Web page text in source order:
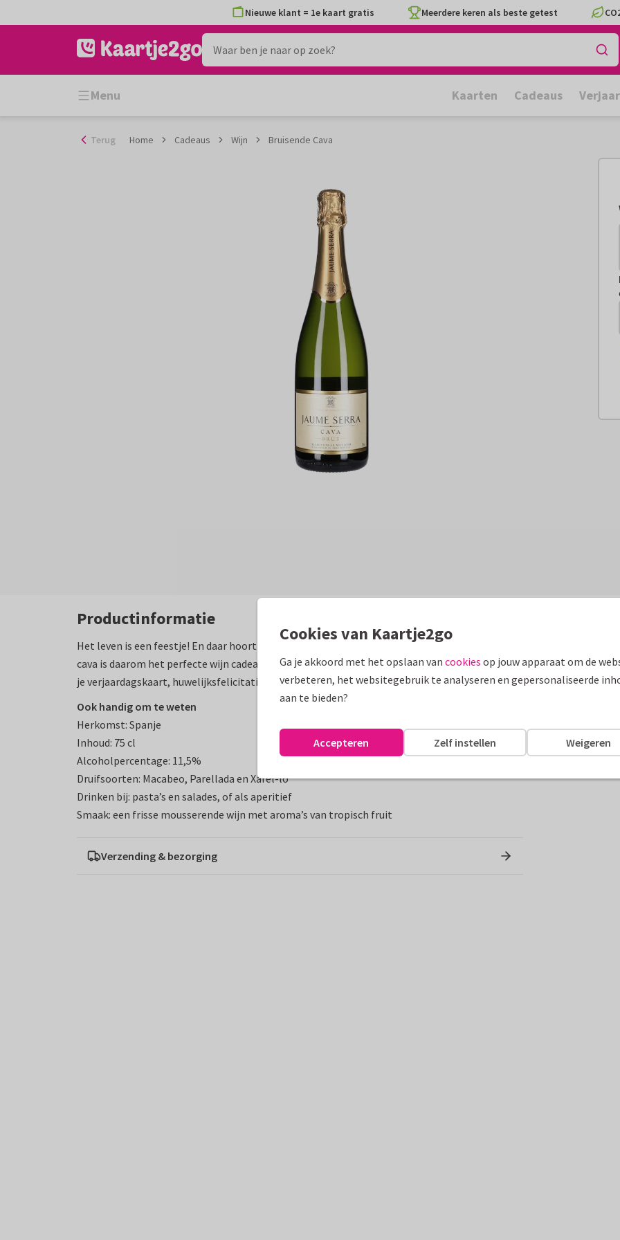
naar
Nieuwe klant = 1e kaart gratis Meerdere keren als beste getest
Menu Kaarten Cadeaus
Terug Home Cadeaus Wijn Bruisende Cava
Productinformatie
Het leven is een feestje! En daar hoort natuurlijk een mooie fles bubbels bij. Deze Jaume Serra
cava is daarom het perfecte wijn cadeau voor iedere feestelijke gelegenheid. Verstuur cava bij
je verjaardagskaart, huwelijksfelicitatie of als relatiegeschenk. Succes gegarandeerd.
Ook handig om te weten
Herkomst: Spanje
Inhoud: 75 cl
Alcoholpercentage: 11,5%
Druifsoorten: Macabeo, Parellada en Xarel-lo
Drinken bij: pasta’s en salades, of als aperitief
Smaak: een frisse mousserende wijn met aroma’s van tropisch fruit
Verzending & bezorging
Cookies van Kaartje2go
Ga je akkoord met het opslaan van cookies op jouw apparaat om de
verbeteren, het websitegebruik te analyseren en gepersonaliseerde
aan te bieden?
Weigeren
Zelf instellen
Accepteren